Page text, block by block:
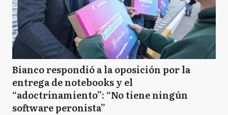
Bianco respondió a la oposición por la
entrega de notebooks y el
“adoctrinamiento”: “No tiene ningún
software peronista”